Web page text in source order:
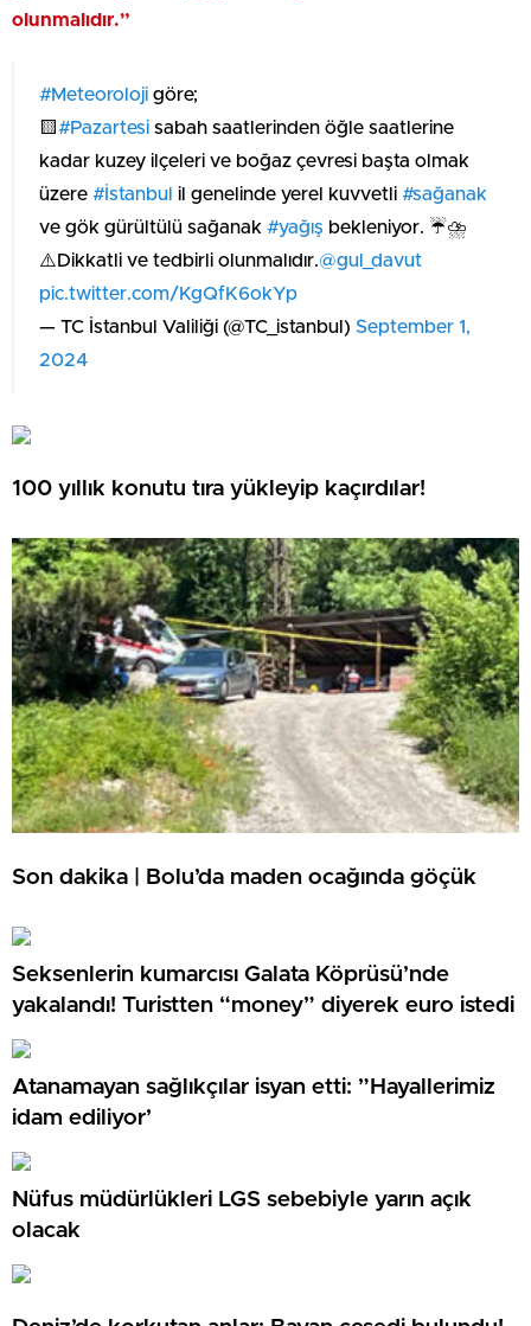
olunmalıdır.”
#Meteoroloji göre;
🟨#Pazartesi sabah saatlerinden öğle saatlerine
kadar kuzey ilçeleri ve boğaz çevresi başta olmak
üzere #İstanbul il genelinde yerel kuvvetli #sağanak
ve gök gürültülü sağanak #yağış bekleniyor. ☔️⛈️
⚠️Dikkatli ve tedbirli olunmalıdır.@gul_davut
pic.twitter.com/KgQfK6okYp
— TC İstanbul Valiliği (@TC_istanbul) September 1,
2024
100 yıllık konutu tıra yükleyip kaçırdılar!
Son dakika | Bolu’da maden ocağında göçük
Seksenlerin kumarcısı Galata Köprüsü’nde
yakalandı! Turistten “money” diyerek euro istedi
Atanamayan sağlıkçılar isyan etti: ”Hayallerimiz
idam ediliyor’
Nüfus müdürlükleri LGS sebebiyle yarın açık
olacak